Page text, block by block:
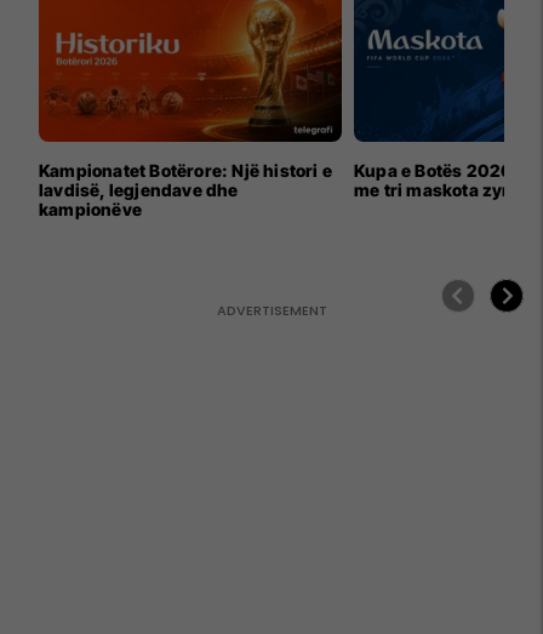
Kampionatet Botërore: Një histori e
lavdisë, legjendave dhe
kampionëve
Kupa e Botës 2026
me tri maskota zyrtare